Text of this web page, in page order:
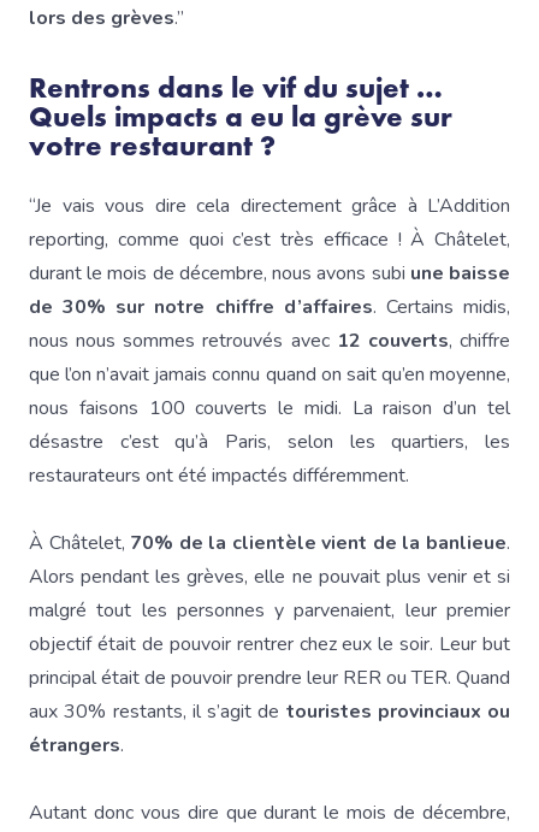
lors des grèves.”
Rentrons dans le vif du sujet …
Quels impacts a eu la grève sur
votre restaurant ?
“Je vais vous dire cela directement grâce à L’Addition
reporting, comme quoi c’est très efficace ! À Châtelet,
durant le mois de décembre, nous avons subi une baisse
de 30% sur notre chiffre d’affaires. Certains midis,
nous nous sommes retrouvés avec 12 couverts, chiffre
que l’on n’avait jamais connu quand on sait qu’en moyenne,
nous faisons 100 couverts le midi. La raison d’un tel
désastre c’est qu’à Paris, selon les quartiers, les
restaurateurs ont été impactés différemment.
À Châtelet, 70% de la clientèle vient de la banlieue.
Alors pendant les grèves, elle ne pouvait plus venir et si
malgré tout les personnes y parvenaient, leur premier
objectif était de pouvoir rentrer chez eux le soir. Leur but
principal était de pouvoir prendre leur RER ou TER. Quand
aux 30% restants, il s’agit de touristes provinciaux ou
étrangers.
Autant donc vous dire que durant le mois de décembre,